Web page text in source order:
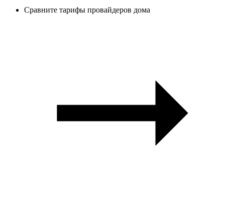
Сравните тарифы провайдеров дома